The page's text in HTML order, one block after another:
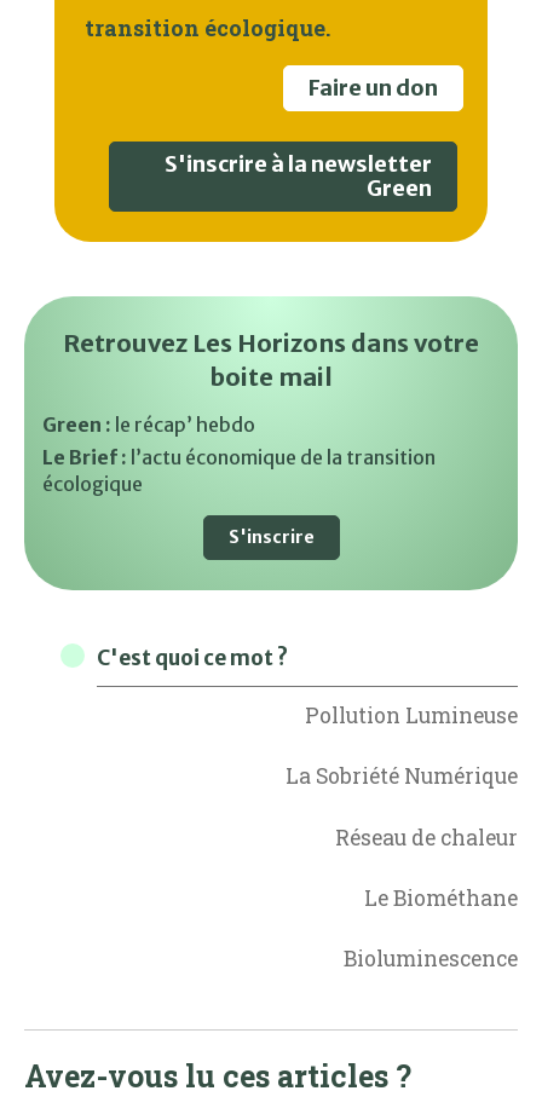
transition écologique.
Faire un don
S'inscrire à la newsletter
Green
Retrouvez Les Horizons dans votre
boite mail
Green : le récap’ hebdo
Le Brief : l’actu économique de la transition
écologique
S'inscrire
C'est quoi ce mot ?
Pollution Lumineuse
La Sobriété Numérique
Réseau de chaleur
Le Biométhane
Bioluminescence
Avez-vous lu ces articles ?